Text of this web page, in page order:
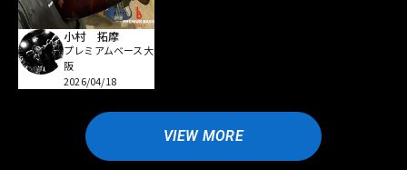
小村 拓摩
プレミアムベース大
阪
2026/04/18
VIEW MORE